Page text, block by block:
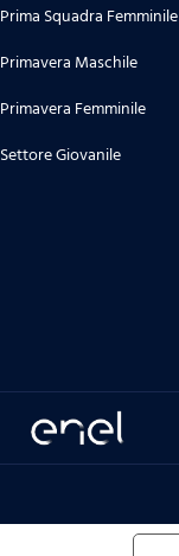
Prima Squadra Femminile
Primavera Maschile
Primavera Femminile
Settore Giovanile